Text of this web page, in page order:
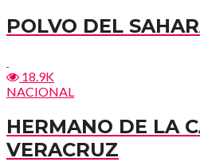
POLVO DEL
18.9K
NACIONAL
HERMANO DE LA
VERACRUZ